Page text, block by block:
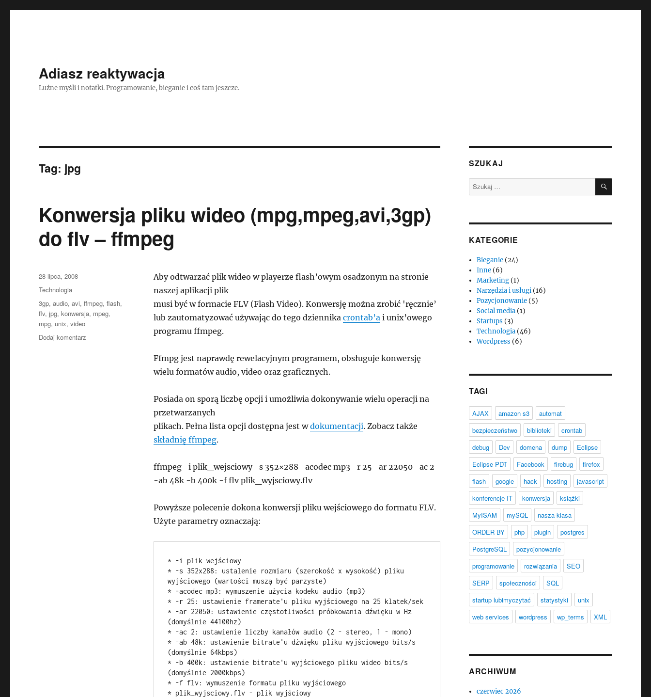
Adiasz reaktywacja
Luźne myśli i notatki. Programowanie, bieganie i coś tam jeszcze.
Tag: jpg
Konwersja pliku wideo (mpg,mpeg,avi,3gp)
do flv – ffmpeg
Aby odtwarzać plik wideo w playerze flash’owym osadzonym na stronie
naszej aplikacji plik
musi być w formacie FLV (Flash Video). Konwersję można zrobić 'ręcznie’
lub zautomatyzować używając do tego dziennika crontab’ai unix’owego
programu ffmpeg.
Ffmpg jest naprawdę rewelacyjnym programem, obsługuje konwersję
wielu formatów audio, video oraz graficznych.
Posiada on sporą liczbę opcji i umożliwia dokonywanie wielu operacji na
przetwarzanych
plikach. Pełna lista opcji dostępna jest wdokumentacji. Zobacz także
składnię ffmpeg.
ffmpeg -i plik_wejsciowy -s 352×288 -acodec mp3 -r 25 -ar 22050 -ac 2
-ab 48k -b 400k -f flv plik_wyjsciowy.flv
Powyższe polecenie dokona konwersji pliku wejściowego do formatu FLV.
Użyte parametry oznaczają:
* -i plik wejściowy
* -s 352x288: ustalenie rozmiaru (szerokość x wysokość) pliku
wyjściowego (wartości muszą być parzyste)
* -acodec mp3: wymuszenie użycia kodeku audio (mp3)
* -r 25: ustawienie framerate'u pliku wyjściowego na 25 klatek/sek
* -ar 22050: ustawienie częstotliwości próbkowania dźwięku w Hz
(domyślnie 44100hz)
* -ac 2: ustawienie liczby kanałów audio (2 - stereo, 1 - mono)
* -ab 48k: ustawienie bitrate'u dźwięku pliku wyjściowego bits/s
(domyślnie 64kbps)
* -b 400k: ustawienie bitrate'u wyjściowego pliku wideo bits/s
(domyślnie 2000kbps)
* -f flv: wymuszenie formatu pliku wyjściowego
Data
publikacji
28 lipca, 2008
Kategorie
Technologia
Tagi
3gp,audio,avi,ffmpeg,flash,
flv,jpg,konwersja, mpeg,
mpg, unix,video
Dodaj komentarz
SZUKAJ
Szukaj: SZUKAJ
KATEGORIE
Bieganie (24)
Inne (6)
Marketing (1)
Narzędzia i usługi (16)
Pozycjonowanie (5)
Social media (1)
Startups (3)
Technologia (46)
Wordpress (6)
TAGI
AJAX amazon s3
automat
bezpieczeństwo
biblioteki
crontab
debug
Dev domena dump
Eclipse
Eclipse PDT
Facebook firebug
firefox
flash
google hack hosting
javascript
konferencje IT
konwersja
książki
MyISAM
mySQL
nasza-klasa
ORDER BY
php plugin
postgres
PostgreSQL
pozycjonowanie
programowanie
rozwiązania
SEO
SERP
społeczności
SQL
startup lubimyczytać
statystyki
unix
web services
wordpress wp_terms XML
ARCHIWUM
czerwiec 2026